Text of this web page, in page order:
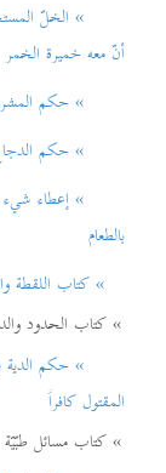
» الخلّ
أنّ معه خميرة الخمر
» حكم
» حكم الدجاج
» إعطاء شيء من
بالطعام
» كتاب اللقطة
» كتاب الحدود
» حكم الدية في
المقتول كافراً
» كتاب مسائل طبّيّة